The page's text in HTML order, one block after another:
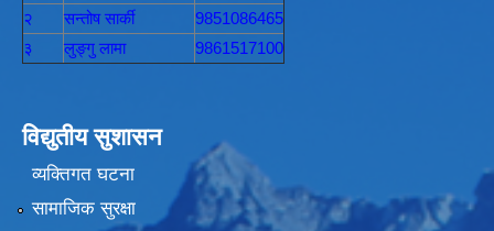
२
सन्तोष सार्की
9851086465
३
लुङ्गु लामा 9861517100
विद्युतीय सुशासन
व्यक्तिगत घटना
सामाजिक सुरक्षा